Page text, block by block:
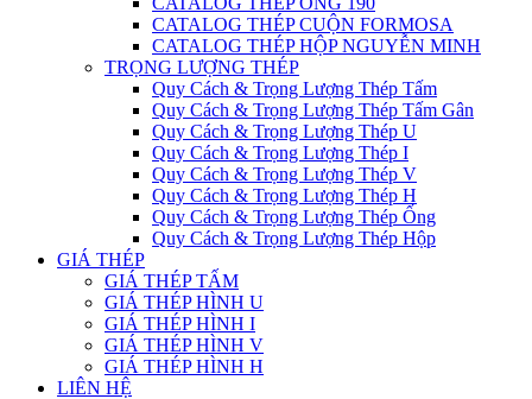
CATALOG THÉP CUỘN FORMOSA
CATALOG THÉP HỘP NGUYỄN MINH
TRỌNG LƯỢNG THÉP
Quy Cách & Trọng Lượng Thép Tấm
Quy Cách & Trọng Lượng Thép Tấm Gân
Quy Cách & Trọng Lượng Thép U
Quy Cách & Trọng Lượng Thép I
Quy Cách & Trọng Lượng Thép V
Quy Cách & Trọng Lượng Thép H
Quy Cách & Trọng Lượng Thép Ống
Quy Cách & Trọng Lượng Thép Hộp
GIÁ THÉP
GIÁ THÉP TẤM
GIÁ THÉP HÌNH U
GIÁ THÉP HÌNH I
GIÁ THÉP HÌNH V
GIÁ THÉP HÌNH H
LIÊN HỆ